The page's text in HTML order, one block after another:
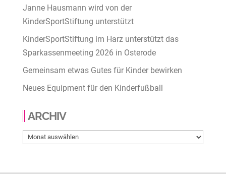
Janne Hausmann wird von der
KinderSportStiftung unterstützt
KinderSportStiftung im Harz unterstützt das
Sparkassenmeeting 2026 in Osterode
Gemeinsam etwas Gutes für Kinder bewirken
Neues Equipment für den Kinderfußball
ARCHIV
Archiv